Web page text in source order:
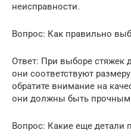
неисправности.
Вопрос: Как правильно
Ответ: При выборе стяжек
они соответствуют
обратите внимание на
они должны быть
Вопрос: Какие еще детали